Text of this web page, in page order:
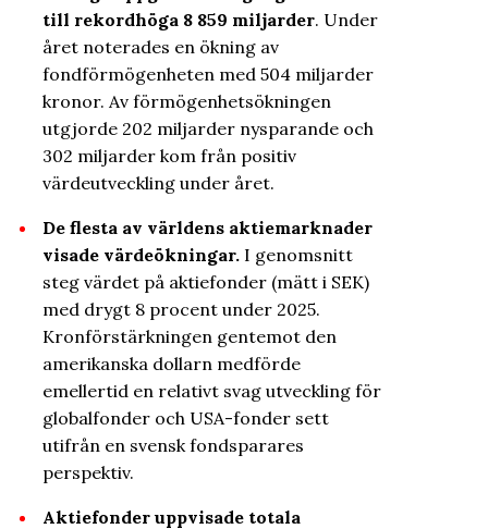
till rekordhöga 8 859 miljarder. Under
året noterades en ökning av
fondförmögenheten med 504 miljarder
kronor. Av förmögenhetsökningen
utgjorde 202 miljarder nysparande och
302 miljarder kom från positiv
värdeutveckling under året.
De flesta av världens aktiemarknader
visade värdeökningar.I genomsnitt
steg värdet på aktiefonder (mätt i SEK)
med drygt 8 procent under 2025.
Kronförstärkningen gentemot den
amerikanska dollarn medförde
emellertid en relativt svag utveckling för
globalfonder och USA-fonder sett
utifrån en svensk fondsparares
perspektiv.
Aktiefonder uppvisade totala